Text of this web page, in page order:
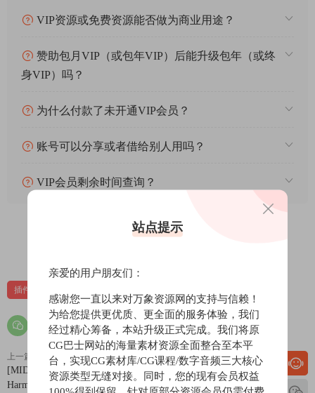
VIP资源或免费资源能否做为商业用途？
赞助包月VIP（或包年VIP）后能升级包年（或终
身VIP）吗？
为什么付款了未开通VIP会员？
账号可以分享或者借给别人用吗？
VIP会员剩余时间查询？
插件
上一篇
[MIDI生成器工具] Mario Nieto
Harmony Bloom v1.3.9 Incl Keygen-
下一篇
[经典簧片电钢琴乐器插件] Rhodes
Wurli v1.0.0-R2R [WiN]（1.59GB）
站点提示
亲爱的用户朋友们：
感谢您一直以来对万象资源网的支持与信赖！
为给您提供更优质、更全面的服务体验，我们
经过精心筹备，本站升级正式完成。我们将原
CG巴士网站的海量素材资源全面整合至本平
台，实现CG素材库/CG课程/数字音频三大核心
资源类型无缝对接。同时，您的现有会员权益